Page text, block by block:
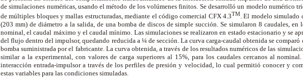
de simulaciones numéricas, usando el método de los volúmenes finitos. Se desarrolló un modelo numérico
de múltiples bloques y mallas estructuradas, mediante el código comercial CFX 4.3TM. El modelo simulado
(203 mm) de diámetro a la salida, de una bomba de discos de simple succión. Se simularon 8 caudales,
nominal, el caudal máximo y el caudal mínimo. Las simulaciones se realizaron en estado estacionario y se
del flujo dentro del impulsor, quedando reducida a ¼ de sección. La curva carga-caudal obtenida se
bomba suministrada por el fabricante. La curva obtenida, a través de los resultados numéricos de las
similar a la experimental, con valores de carga superiores al 15%, para los caudales cercanos al
interacción entrada-impulsor a través de los perfiles de presión y velocidad, lo cual permitió conocer y
estas variables para las condiciones simuladas.